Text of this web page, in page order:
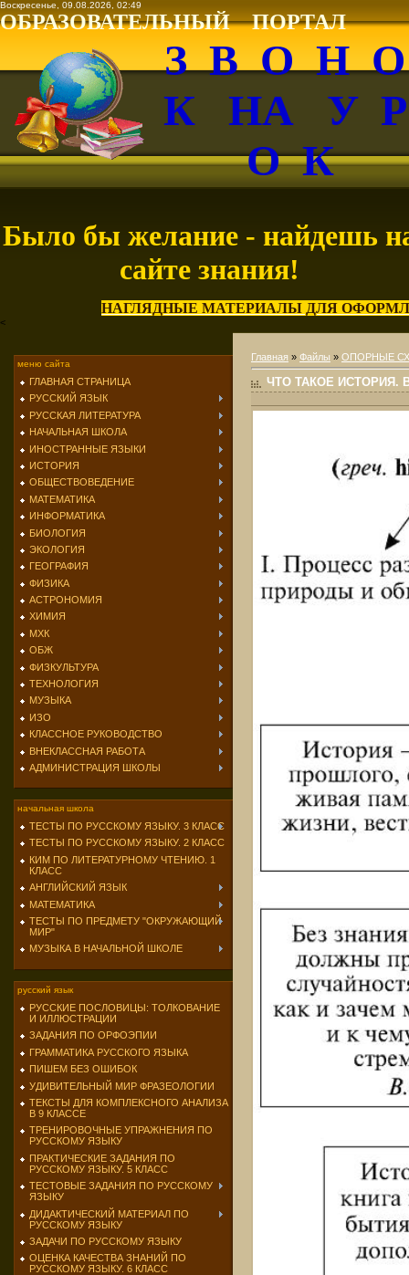
Воскресенье, 09.08.2026, 02:49
ОБРАЗОВАТЕЛЬНЫЙ ПОРТАЛ
З В О Н
К НА У
О К
Было бы желание - найдешь
сайте знания!
НАГЛЯДНЫЕ МАТЕРИАЛЫ ДЛЯ
<
меню сайта
ГЛАВНАЯ СТРАНИЦА
РУССКИЙ ЯЗЫК
РУССКАЯ ЛИТЕРАТУРА
НАЧАЛЬНАЯ ШКОЛА
ИНОСТРАННЫЕ ЯЗЫКИ
ИСТОРИЯ
ОБЩЕСТВОВЕДЕНИЕ
МАТЕМАТИКА
ИНФОРМАТИКА
БИОЛОГИЯ
ЭКОЛОГИЯ
ГЕОГРАФИЯ
ФИЗИКА
АСТРОНОМИЯ
ХИМИЯ
МХК
ОБЖ
ФИЗКУЛЬТУРА
ТЕХНОЛОГИЯ
МУЗЫКА
ИЗО
КЛАССНОЕ РУКОВОДСТВО
ВНЕКЛАССНАЯ РАБОТА
АДМИНИСТРАЦИЯ ШКОЛЫ
начальная школа
ТЕСТЫ ПО РУССКОМУ ЯЗЫКУ. 3 КЛАСС
ТЕСТЫ ПО РУССКОМУ ЯЗЫКУ. 2 КЛАСС
КИМ ПО ЛИТЕРАТУРНОМУ ЧТЕНИЮ. 1
КЛАСС
АНГЛИЙСКИЙ ЯЗЫК
МАТЕМАТИКА
ТЕСТЫ ПО ПРЕДМЕТУ "ОКРУЖАЮЩИЙ
МИР"
МУЗЫКА В НАЧАЛЬНОЙ ШКОЛЕ
русский язык
РУССКИЕ ПОСЛОВИЦЫ: ТОЛКОВАНИЕ
И ИЛЛЮСТРАЦИИ
ЗАДАНИЯ ПО ОРФОЭПИИ
ГРАММАТИКА РУССКОГО ЯЗЫКА
ПИШЕМ БЕЗ ОШИБОК
УДИВИТЕЛЬНЫЙ МИР ФРАЗЕОЛОГИИ
ТЕКСТЫ ДЛЯ КОМПЛЕКСНОГО АНАЛИЗА
В 9 КЛАССЕ
ТРЕНИРОВОЧНЫЕ УПРАЖНЕНИЯ ПО
РУССКОМУ ЯЗЫКУ
ПРАКТИЧЕСКИЕ ЗАДАНИЯ ПО
РУССКОМУ ЯЗЫКУ. 5 КЛАСС
ТЕСТОВЫЕ ЗАДАНИЯ ПО РУССКОМУ
ЯЗЫКУ
ДИДАКТИЧЕСКИЙ МАТЕРИАЛ ПО
РУССКОМУ ЯЗЫКУ
ЗАДАЧИ ПО РУССКОМУ ЯЗЫКУ
ОЦЕНКА КАЧЕСТВА ЗНАНИЙ ПО
РУССКОМУ ЯЗЫКУ. 6 КЛАСС
Главная » Файлы » ОПОРНЫЕ
ЧТО ТАКОЕ ИСТОРИЯ.